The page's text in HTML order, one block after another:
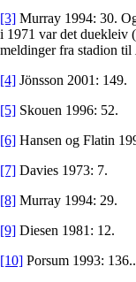
[3] Murray 1994: 30.
i 1971 var det duekleiv
meldinger fra stadion til
[4] Jönsson 2001: 149.
[5] Skouen 1996: 52.
[6] Hansen og Flatin
[7] Davies 1973: 7.
[8] Murray 1994: 29.
[9] Diesen 1981: 12.
[10] Porsum 1993: 136..